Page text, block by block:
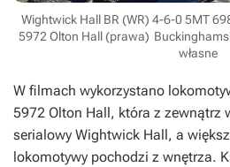
Wightwick Hall BR (WR) 4-6-0 5MT
5972 Olton Hall (prawa)
własne
W filmach wykorzystano
5972 Olton Hall, która z zewnątrz
serialowy Wightwick Hall, a
lokomotywy pochodzi z wnętrza.